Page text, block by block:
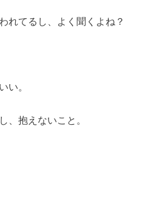
れてるし、よく聞くよね？
い。
、抱えないこと。